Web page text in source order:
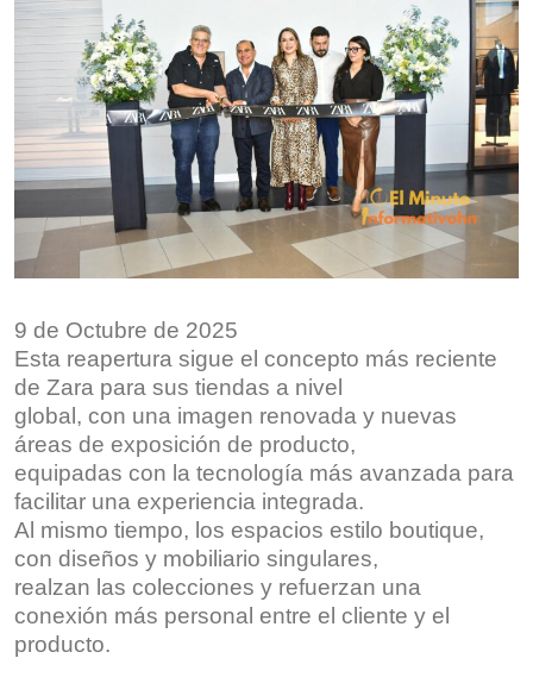
9 de Octubre de 2025
Esta reapertura sigue el concepto más reciente
de Zara para sus tiendas a nivel
global, con una imagen renovada y nuevas
áreas de exposición de producto,
equipadas con la tecnología más avanzada para
facilitar una experiencia integrada.
Al mismo tiempo, los espacios estilo boutique,
con diseños y mobiliario singulares,
realzan las colecciones y refuerzan una
conexión más personal entre el cliente y el
producto.